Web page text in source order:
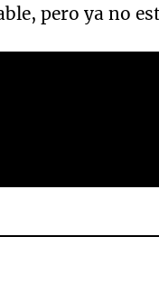
pero ya no